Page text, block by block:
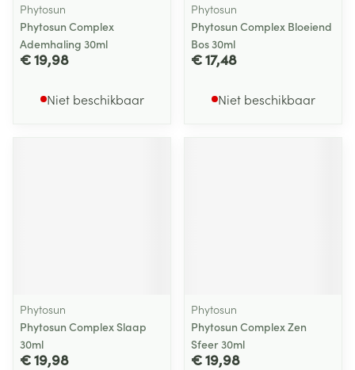
Phytosun
Phytosun Complex
Ademhaling 30ml
€ 19,98
Niet beschikbaar
Phytosun
Phytosun Complex Bloeiend
Bos 30ml
€ 17,48
Niet beschikbaar
Phytosun
Phytosun Complex Slaap
30ml
€ 19,98
Phytosun
Phytosun Complex Zen
Sfeer 30ml
€ 19,98